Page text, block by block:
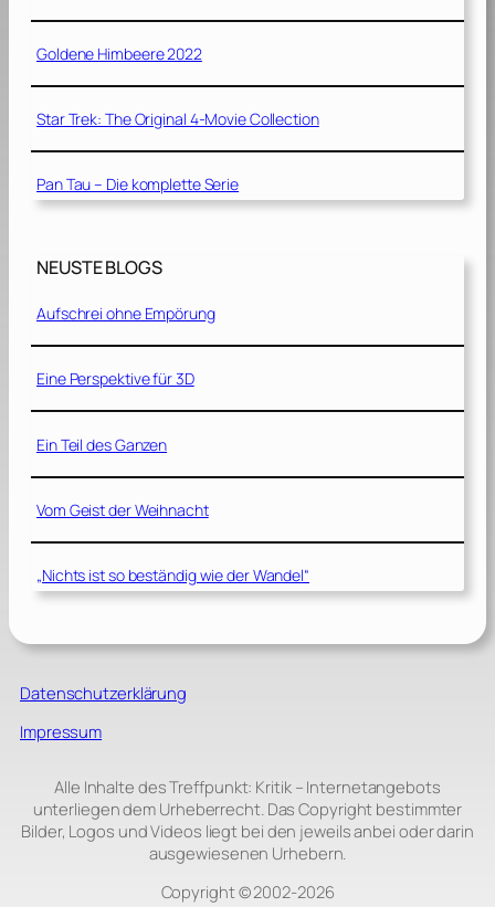
Goldene Himbeere 2022
Star Trek: The Original 4-Movie Collection
Pan Tau – Die komplette Serie
NEUSTE BLOGS
Aufschrei ohne Empörung
Eine Perspektive für 3D
Ein Teil des Ganzen
Vom Geist der Weihnacht
„Nichts ist so beständig wie der Wandel“
Datenschutzerklärung
Impressum
Alle Inhalte des Treffpunkt: Kritik – Internetangebots
unterliegen dem Urheberrecht. Das Copyright bestimmter
Bilder, Logos und Videos liegt bei den jeweils anbei oder darin
ausgewiesenen Urhebern.
Copyright © 2002‑2026